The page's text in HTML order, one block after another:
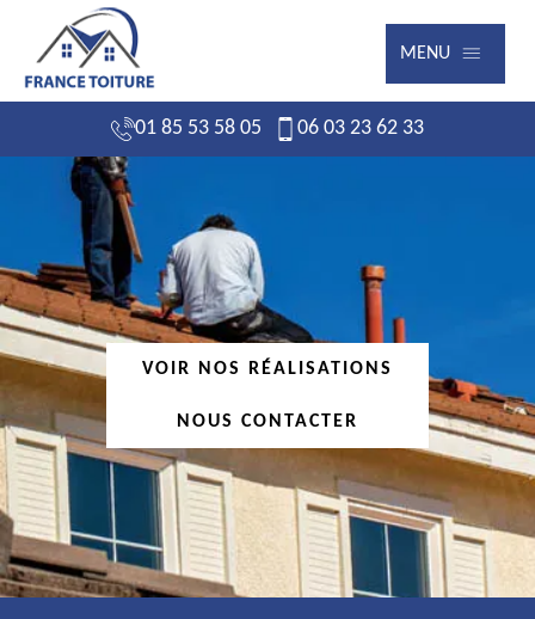
MENU
01 85 53 58 05 06 03 23 62 33
VOIR NOS RÉALISATIONS
NOUS CONTACTER